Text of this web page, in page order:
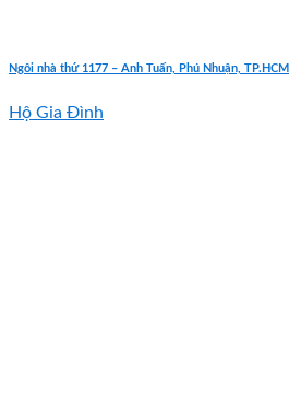
Ngôi nhà thứ 1177 – Anh Tuấn, Phú Nhuận, TP.HCM
Hộ Gia Đình